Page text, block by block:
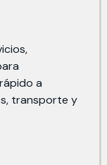
a
transporte y